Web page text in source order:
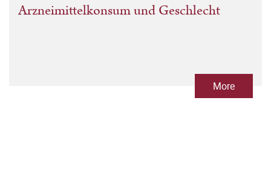
Arzneimittelkonsum und Geschlecht
More